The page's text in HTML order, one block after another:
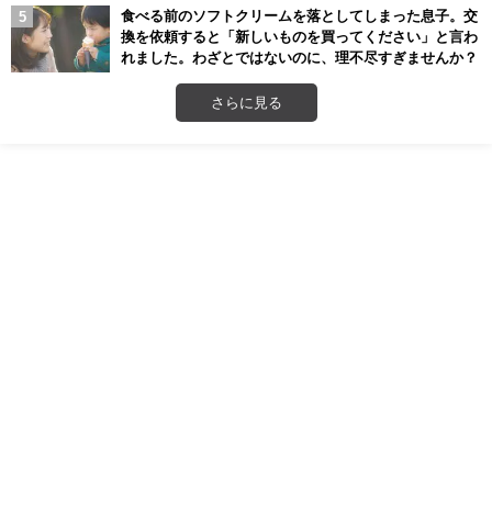
食べる前のソフトクリームを落としてしまった息子。交
換を依頼すると「新しいものを買ってください」と言わ
れました。わざとではないのに、理不尽すぎませんか？
さらに見る